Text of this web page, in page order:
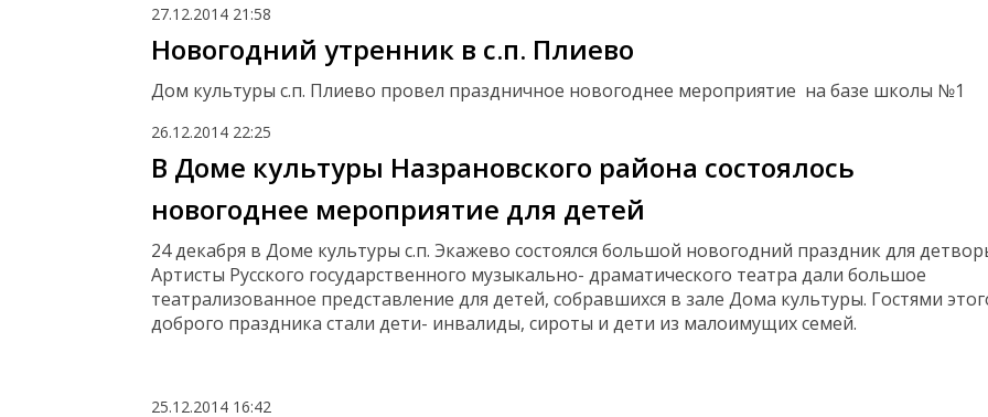
27.12.2014 21:58
Новогодний утренник в с.п. Плиево
Дом культуры с.п. Плиево провел праздничное новогоднее мероприятие на базе школы №1
26.12.2014 22:25
В Доме культуры Назрановского района состоялось
новогоднее мероприятие для детей
24 декабря в Доме культуры с.п. Экажево состоялся большой новогодний праздник для
Артисты Русского государственного музыкально- драматического театра дали большое
театрализованное представление для детей, собравшихся в зале Дома культуры. Гостями
доброго праздника стали дети- инвалиды, сироты и дети из малоимущих семей.
25.12.2014 16:42